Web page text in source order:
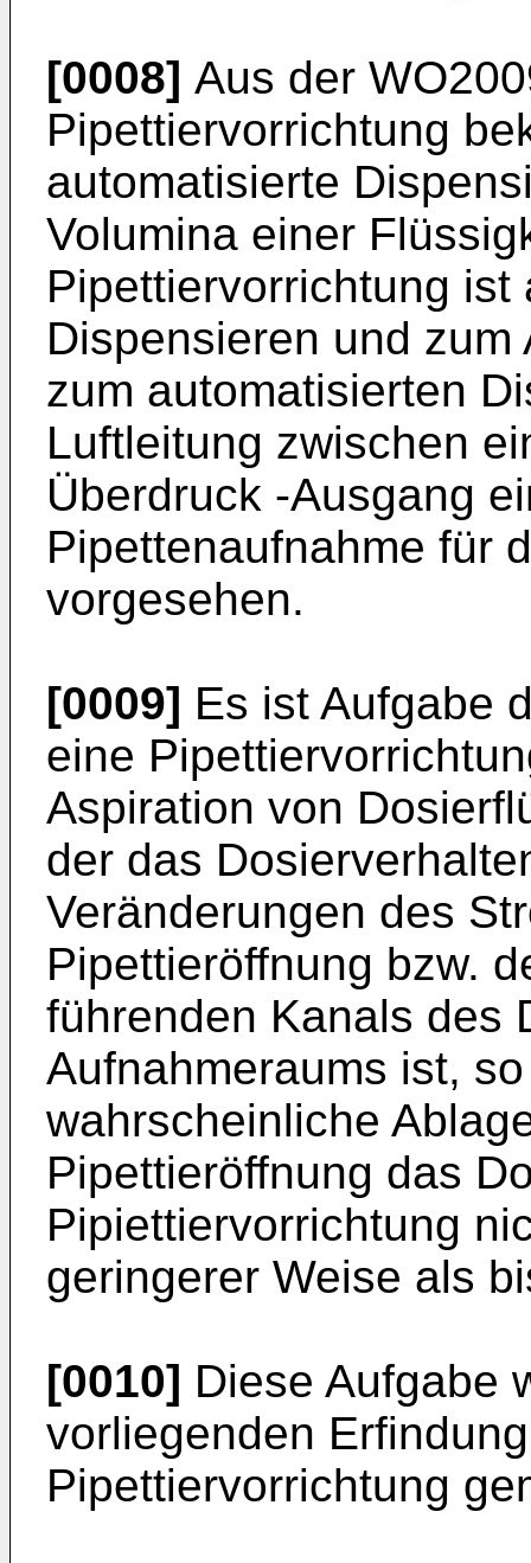
[0008] Aus der
Pipettiervorrichtung
automatisierte
Volumina einer
Pipettiervorrichtung
Dispensieren und
zum automatisierten
Luftleitung zwischen
Überdruck -Ausgang
Pipettenaufnahme für
vorgesehen.
[0009] Es ist Aufgabe
eine
Aspiration von
der das
Veränderungen des
Pipettieröffnung bzw.
führenden Kanals des
Aufnahmeraums ist,
wahrscheinliche
Pipettieröffnung das
Pipiettiervorrichtung
geringerer Weise als
[0010] Diese Aufgabe
vorliegenden
Pipettiervorrichtung